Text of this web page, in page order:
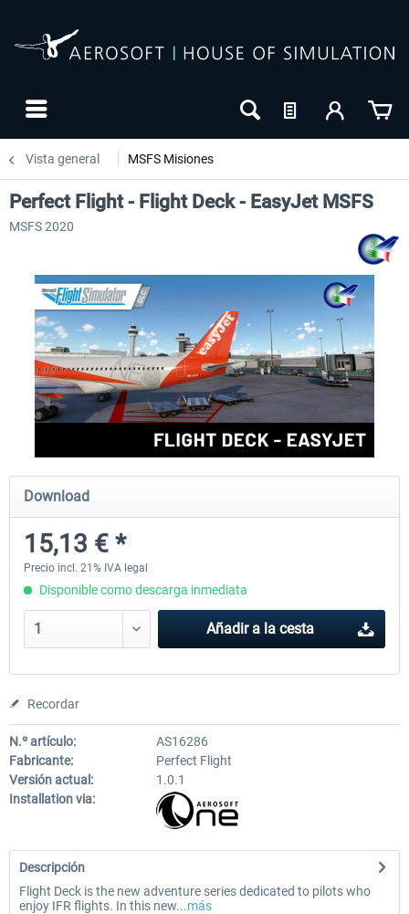
Vista general MSFS Misiones
Perfect Flight - Flying Germany MSFS
15,13 € *
Perfect Flight - FS Explorer -
Perfect Flight - Flight Deck - EasyJet MSFS
MSFS 2020
Download
15,13 € *
Precio incl. 21% IVA legal
Disponible como descarga inmediata
Añadir a la cesta
Recordar
N.º artículo:
AS16286
Fabricante:
Perfect Flight
Versión actual:
1.0.1
Installation via:
Descripción
Flight Deck is the new adventure series dedicated to pilots who
enjoy IFR flights. In this new...más